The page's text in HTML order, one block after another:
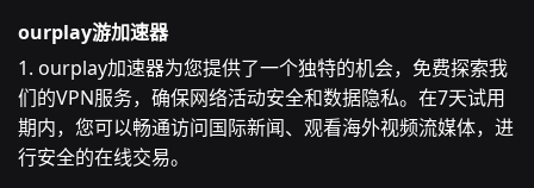
ourplay游加速器
1. ourplay加速器为您提供了一个独特的机会，免费探索我
们的VPN服务，确保网络活动安全和数据隐私。在7天试用
期内，您可以畅通访问国际新闻、观看海外视频流媒体，进
行安全的在线交易。